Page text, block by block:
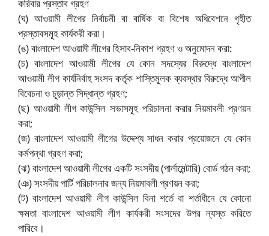
করিবার প্রস্তাব গ্রহণ
(ঘ) আওয়ামী লীগের নির্বাচনী বা বার্ষিক বা বিশেষ অধিবেশনে গৃহীত
প্রস্তাবসমূহ কার্যকরী করা।
(ঙ) বাংলাদেশ আওয়ামী লীগের হিসাব-নিকাশ গ্রহণ ও অনুমোদন করা:
(চ) বাংলাদেশ আওয়ামী লীগের যে কোন সদস্যের বিরুদ্ধে বাংলাদেশ
আওয়ামী লীগ কার্যনির্বাহ সংসদ কর্তৃক শাস্তিমূলক ব্যবস্থার বিরুদ্ধে আপীল
বিবেচনা ও চূড়ান্ত সিদ্ধান্ত গ্রহণ;
(ছ) আওয়ামী লীগ কাউন্সিল সভাসমূহ পরিচালনা করার নিয়মাবলী প্রণয়ন
করা;
(জ) বাংলাদেশ আওয়ামী লীগের উদ্দেশ্য সাধন করার প্রয়োজনে যে কোন
কর্মপন্থা গ্রহণ করা;
(ঝ) বাংলাদেশ আওয়ামী লীগের একটি সংসদীয় (পার্লামেন্টারি) বোর্ড গঠন করা;
(ঞ) সংসদীয় পার্টি পরিচালনার জন্য নিয়মাবলী প্রণয়ন করা;
(ট) বাংলাদেশ আওয়ামী লীগ কাউন্সিল বিনা শর্তে বা শর্তাধীনে যে কোনো
ক্ষমতা বাংলাদেশ আওয়ামী লীগ কার্যকরী সংসদের উপর ন্যস্ত করিতে
পারিবে।